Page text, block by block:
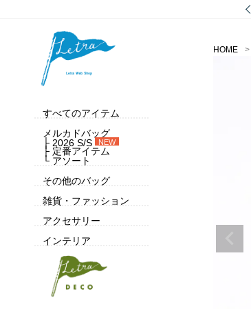
すべてのアイテム
メルカドバッグ
├ 2026 S/S
NEW
├ 定番アイテム
└ アソート
その他のバッグ
雑貨・ファッション
アクセサリー
インテリア
HOME